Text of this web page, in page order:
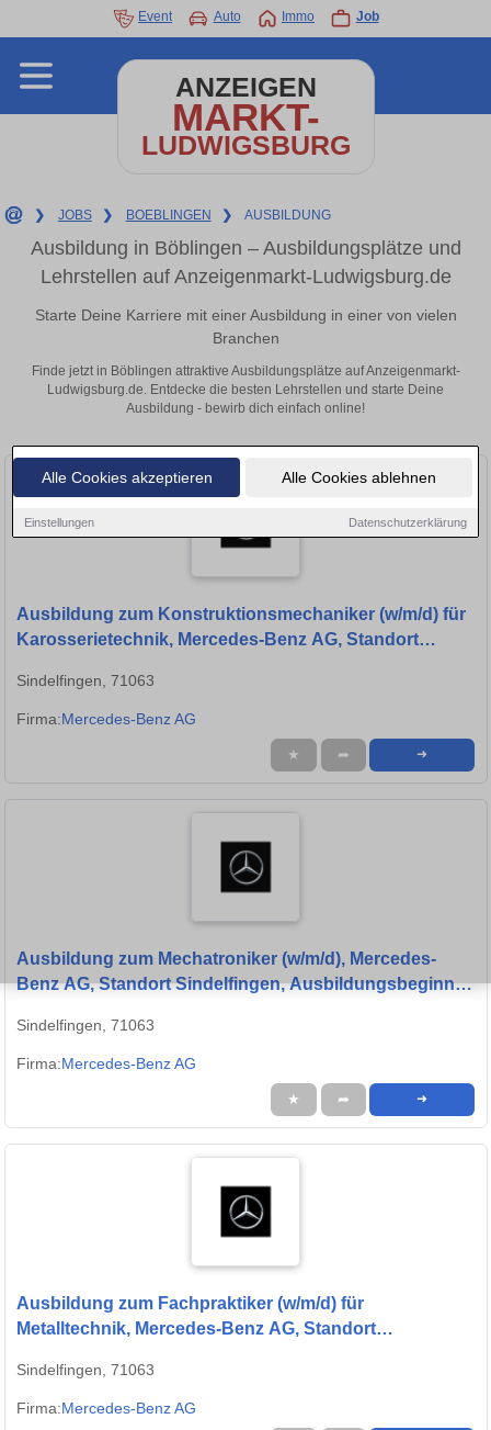
Alle Cookies akzeptieren Alle Cookies ablehnen
Einstellungen Datenschutzerklärung
Event Auto Immo Job
ANZEIGEN
MARKT-
LUDWIGSBURG
❯ JOBS ❯ BOEBLINGEN ❯ AUSBILDUNG
Ausbildung in Böblingen – Ausbildungsplätze und
Lehrstellen auf Anzeigenmarkt-Ludwigsburg.de
Starte Deine Karriere mit einer Ausbildung in einer von vielen
Branchen
Finde jetzt in Böblingen attraktive Ausbildungsplätze auf Anzeigenmarkt-
Ludwigsburg.de. Entdecke die besten Lehrstellen und starte Deine
Ausbildung - bewirb dich einfach online!
Ausbildung zum Konstruktionsmechaniker (w/m/d) für
Karosserietechnik, Mercedes-Benz AG, Standort
Sindelfingen, 71063
Firma:Mercedes-Benz AG
★ ➦ ➜
Ausbildung zum Mechatroniker (w/m/d), Mercedes-
Benz AG, Standort Sindelfingen, Ausbildungsbeginn
Sindelfingen, 71063
Firma:Mercedes-Benz AG
★ ➦ ➜
Ausbildung zum Fachpraktiker (w/m/d) für
Metalltechnik, Mercedes-Benz AG, Standort
Sindelfingen, 71063
Firma:Mercedes-Benz AG